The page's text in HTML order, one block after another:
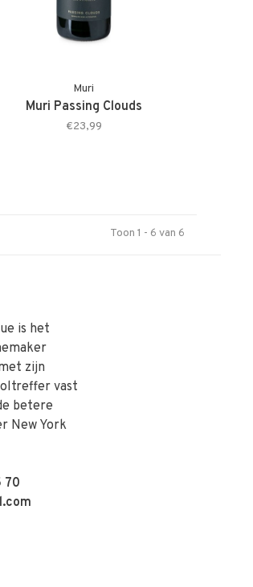
Muri
Muri Passing Clouds
€23,99
Toon 1 - 6 van 6
is het
zijn
vast
betere
New York
70